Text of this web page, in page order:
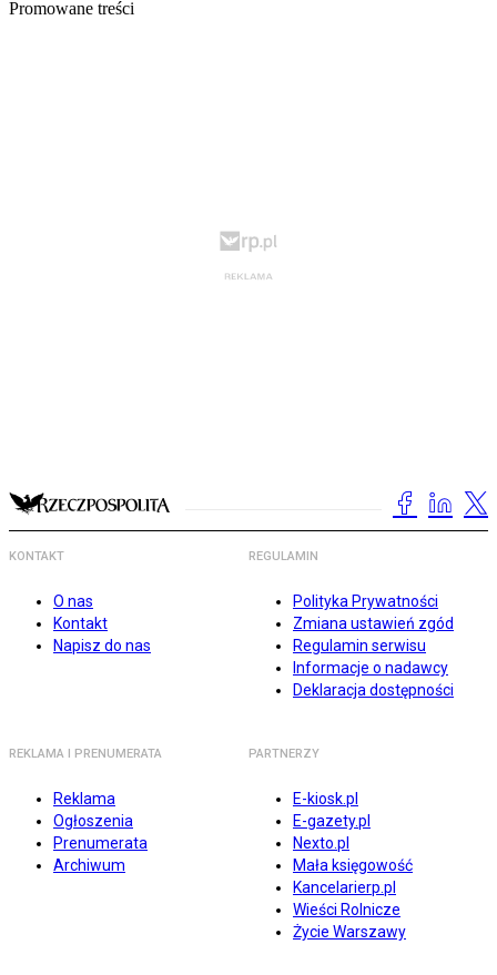
Promowane treści
KONTAKT
O nas
Kontakt
Napisz do nas
REGULAMIN
Polityka Prywatności
Zmiana ustawień zgód
Regulamin serwisu
Informacje o nadawcy
Deklaracja dostępności
REKLAMA I PRENUMERATA
Reklama
Ogłoszenia
Prenumerata
Archiwum
PARTNERZY
E-kiosk.pl
E-gazety.pl
Nexto.pl
Mała księgowość
Kancelarierp.pl
Wieści Rolnicze
Życie Warszawy